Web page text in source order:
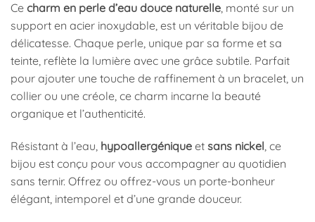
Ce charm en perle d’eau douce naturelle, monté sur un
support en acier inoxydable, est un véritable bijou de
délicatesse. Chaque perle, unique par sa forme et sa
teinte, reflète la lumière avec une grâce subtile. Parfait
pour ajouter une touche de raffinement à un bracelet, un
collier ou une créole, ce charm incarne la beauté
organique et l’authenticité.
Résistant à l’eau, hypoallergénique et sans nickel, ce
bijou est conçu pour vous accompagner au quotidien
sans ternir. Offrez ou offrez-vous un porte-bonheur
élégant, intemporel et d’une grande douceur.